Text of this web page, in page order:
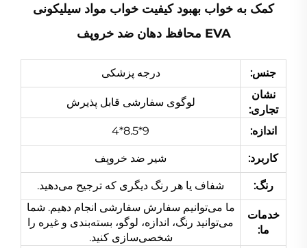
کمک به خواب بهبود کیفیت خواب مواد سیلیکونی
EVA محافظ دهان ضد خروپف
جنس:
درجه پزشکی
نشان
تجاری:
لوگوی سفارشی قابل پذیرش
اندازه: 9*8.5*4
کاربرد: شیر ضد خروپف
رنگ: شفاف یا هر رنگ دیگری که ترجیح می‌دهید.
خدمات
ما:
ما می‌توانیم سفارش سفارشی انجام دهیم. شما
می‌توانید رنگ، اندازه، لوگو، بسته‌بندی و غیره را
شخصی‌سازی کنید.